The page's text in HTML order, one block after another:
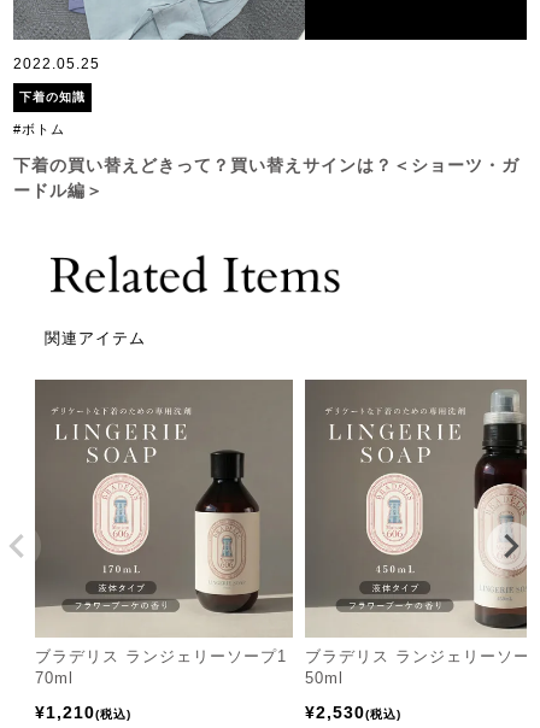
2022.05.25
下着の知識
#ボトム
下着の買い替えどきって？買い替えサインは？＜ショーツ・ガ
ードル編＞
関連アイテム
ブラデリス ランジェリーソープ1
70ml
¥1,210 税込
ブラデリス ランジェリーソー
50ml
¥2,530 税込